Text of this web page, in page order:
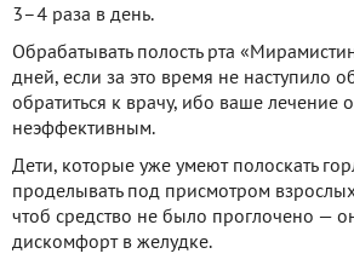
3–4 раза в день.
Обрабатывать полость рта
дней, если за это время не наступило
обратиться к врачу, ибо ваше лечение
неэффективным.
Дети, которые уже умеют полоскать
проделывать под присмотром
чтоб средство не было проглочено —
дискомфорт в желудке.